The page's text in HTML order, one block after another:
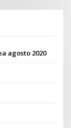
agosto 2020